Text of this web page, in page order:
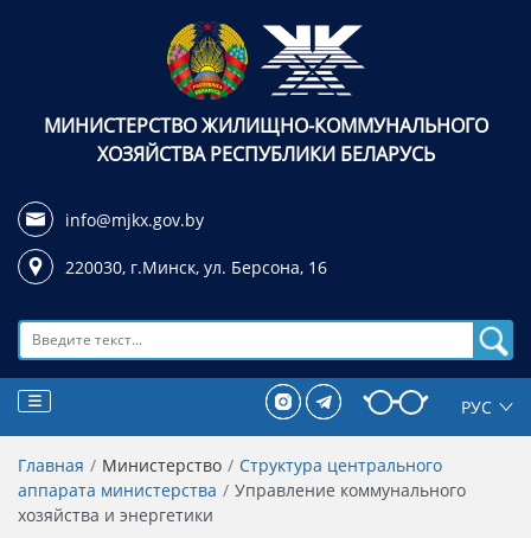
МИНИСТЕРСТВО ЖИЛИЩНО-КОММУНАЛЬНОГО
ХОЗЯЙСТВА РЕСПУБЛИКИ БЕЛАРУСЬ
info@mjkx.gov.by
220030, г.Минск, ул. Берсона, 16
Поиск
Главная Министерство
Структура центрального
аппарата министерства
Управление коммунального
хозяйства и энергетики